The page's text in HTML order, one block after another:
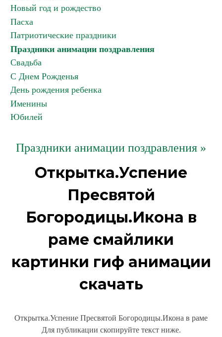
Новый год и рождество
Пасха
Патриотические праздники
Праздники анимации поздравления
Свадьба
С Днем Рожденья
День рождения ребенка
Именины
Юбилей
Праздники анимации поздравления »
Открытка.Успение
Пресвятой
Богородицы.Икона в
раме смайлики
картинки гиф анимации
скачать
Открытка.Успение Пресвятой Богородицы.Икона в раме
Для публикации скопируйте текст ниже.